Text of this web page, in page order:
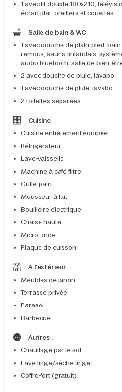
1 avec lit double 180x210,
écran plat, oreillers et couettes
Salle de bain & WC
1 avec douche de plain-pied, bain
remous, sauna finlandais,
audio bluetooth, salle de bien-
2 avec douche de pluie, lavabo
1 avec douche de pluie, lavabo
2 toilettes séparées
Cuisine
Cuisine entièrement équipée
Réfrigérateur
Lave-vaisselle
Machine à café filtre
Grille-pain
Mousseur à lait
Bouilloire électrique
Chaise haute
Micro-onde
Plaque de cuisson
A l'extérieur
Meubles de jardin
Terrasse privée
Parasol
Barbecue
Autres :
Chauffage par le sol
Lave linge/sèche linge
Coffre-fort (gratuit)